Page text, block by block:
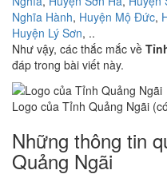
Nghĩa Hành, Huyện Mộ Đức,
Huyện Lý Sơn, ..
Như vậy, các thắc mắc về
đáp trong bài viết này.
Logo của Tỉnh Quảng Ngãi
Những thông tin
Quảng Ngãi